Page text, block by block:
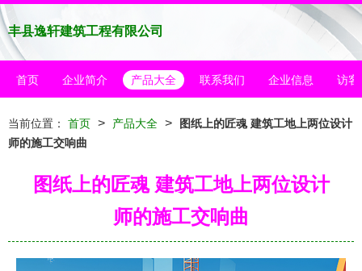
丰县逸轩建筑工程有限公司
首页 企业简介 产品大全 联系我们 企业信息 访客
当前位置： 首页 > 产品大全 >
图纸上的匠魂 建筑工地上两位设计
师的施工交响曲
图纸上的匠魂 建筑工地上两位设计
师的施工交响曲